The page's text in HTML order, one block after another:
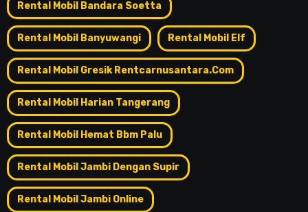
Rental Mobil Bandara Soetta
Rental Mobil Banyuwangi Rental Mobil Elf
Rental Mobil Gresik Rentcarnusantara.com
Rental Mobil Harian Tangerang
Rental Mobil Hemat Bbm Palu
Rental Mobil Jambi Dengan Supir
Rental Mobil Jambi Online